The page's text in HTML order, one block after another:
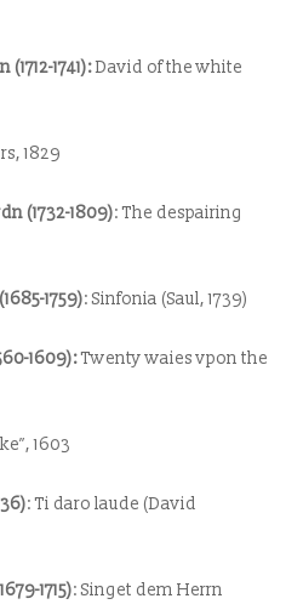
1741):David of the white
1829
(1732-1809): The despairing
1759):Sinfonia (Saul, 1739)
1609):Twenty waies vpon the
1603
:Ti daro laude (David
1715):Singet dem Herrn